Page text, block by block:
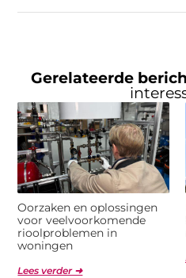
Gerelateerde
Oorzaken en oplossingen
voor veelvoorkomende
rioolproblemen in
woningen
Lees verder ➜